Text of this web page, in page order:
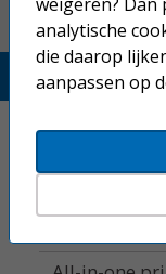
Home
Laserprinters
analytische
die daarop
aanpassen op